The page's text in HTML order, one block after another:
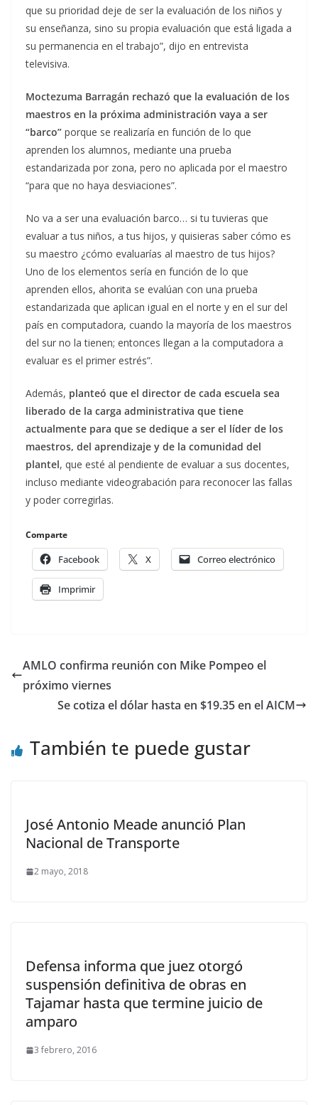
que su prioridad deje de ser la evaluación de los niños y
su enseñanza, sino su propia evaluación que está ligada a
su permanencia en el trabajo”, dijo en entrevista
televisiva.
Moctezuma Barragán rechazó que la evaluación de los
maestros en la próxima administración vaya a ser
“barco” porque se realizaría en función de lo que
aprenden los alumnos, mediante una prueba
estandarizada por zona, pero no aplicada por el maestro
“para que no haya desviaciones”.
No va a ser una evaluación barco… si tu tuvieras que
evaluar a tus niños, a tus hijos, y quisieras saber cómo es
su maestro ¿cómo evaluarías al maestro de tus hijos?
Uno de los elementos sería en función de lo que
aprenden ellos, ahorita se evalúan con una prueba
estandarizada que aplican igual en el norte y en el sur del
país en computadora, cuando la mayoría de los maestros
del sur no la tienen; entonces llegan a la computadora a
evaluar es el primer estrés”.
Además, planteó que el director de cada escuela sea
liberado de la carga administrativa que tiene
actualmente para que se dedique a ser el líder de los
maestros, del aprendizaje y de la comunidad del
plantel, que esté al pendiente de evaluar a sus docentes,
incluso mediante videograbación para reconocer las fallas
y poder corregirlas.
Comparte
Facebook X Correo electrónico
Imprimir
AMLO confirma reunión con Mike Pompeo el
próximo viernes
Se cotiza el dólar hasta en $19.35 en el AICM
También te puede gustar
José Antonio Meade anunció Plan
Nacional de Transporte
2 mayo, 2018
Defensa informa que juez otorgó
suspensión definitiva de obras en
Tajamar hasta que termine juicio de
amparo
3 febrero, 2016